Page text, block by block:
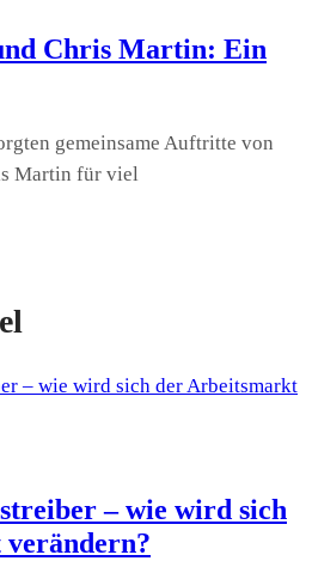
Chris Martin: Ein
gemeinsame Auftritte von
Martin für viel
– wie wird sich